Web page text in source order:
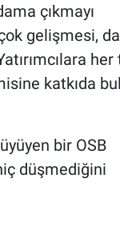
çıkmayı
gelişmesi,
her
katkıda
bir OSB
düşmediğini